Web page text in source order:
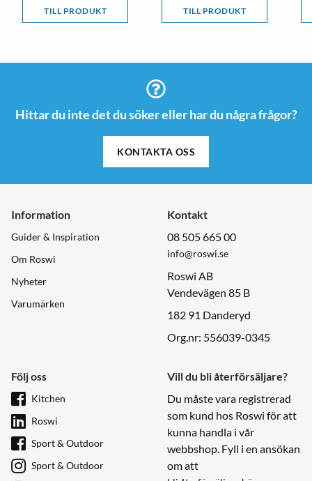
TILL PRODUKT TILL PRODUKT
Hittar du inte det du söker eller har du några frågor?
KONTAKTA OSS
Information
Guider & Inspiration
Om Roswi
Nyheter
Varumärken
Kontakt
08 505 665 00
info@roswi.se
Roswi AB
Vendevägen 85 B
182 91 Danderyd
Org.nr: 556039-0345
Följ oss
Kitchen
Roswi
Sport & Outdoor
Sport & Outdoor
Vill du bli återförsäljare?
Du måste vara registrerad
som kund hos Roswi för att
kunna handla i vår
webbshop. Fyll i en ansökan
om att